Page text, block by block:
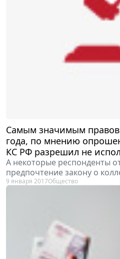
Самым значимым
года, по мнению
КС РФ разрешил не
А некоторые респонденты
предпочтение закону о
9 января 2017Общество